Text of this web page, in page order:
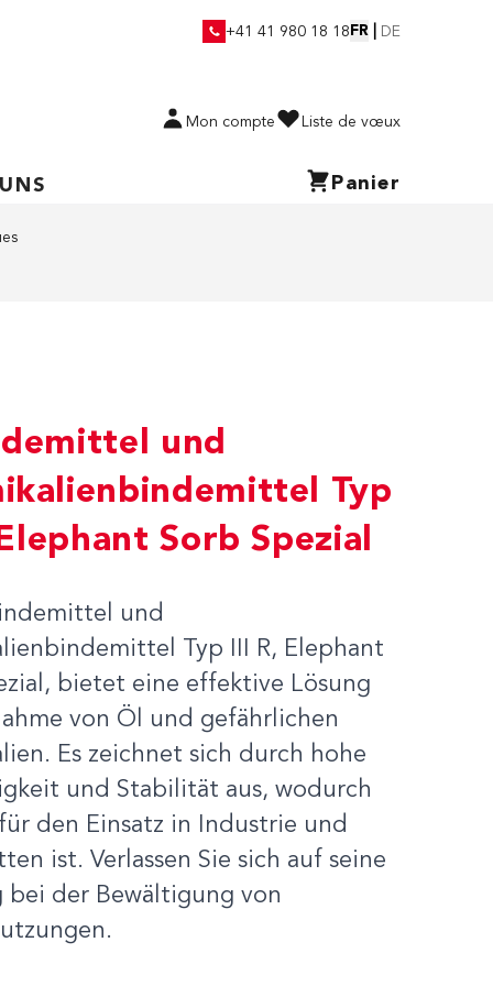
+41 41 980 18 18 FR DE
Mon compte Liste de vœux
Panier
und
Typ
Sorb Spezial
und
Typ III R, Elephant
bietet eine effektive Lösung
von Öl und gefährlichen
Es zeichnet sich durch hohe
und Stabilität aus, wodurch
den Einsatz in Industrie und
ist. Verlassen Sie sich auf seine
bei der Bewältigung von